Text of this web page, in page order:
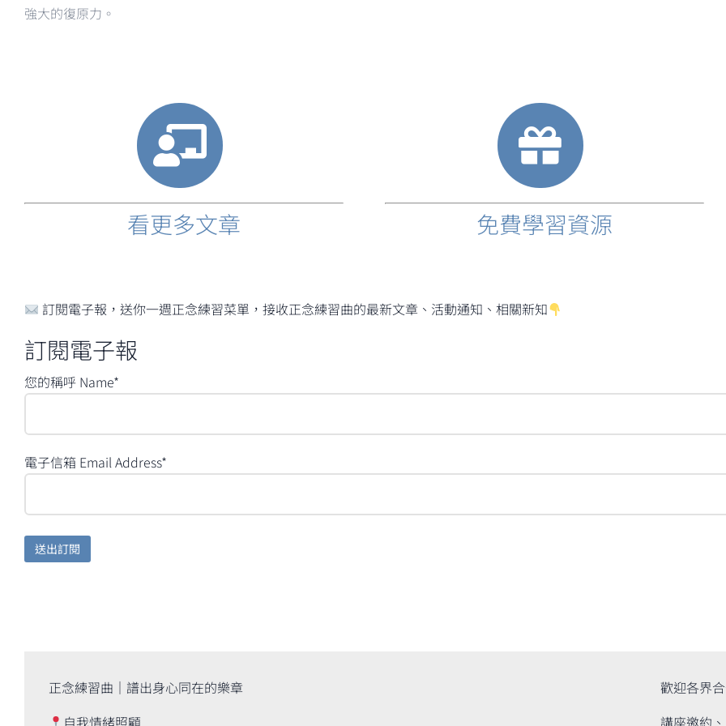
強大的復原力。
看更多文章 免費學習資源
訂閱電子報，送你一週正念練習菜單，接收正念練習曲的最新文章、活動通知、相關新知
訂閱電子報
您的稱呼 Name*
電子信箱 Email Address*
正念練習曲｜譜出身心同在的樂章
歡迎各界